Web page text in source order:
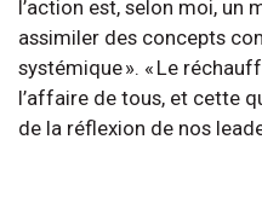
l’action est, selon moi, un
assimiler des concepts
systémique ». « Le
l’affaire de tous, et cette
de la réflexion de nos